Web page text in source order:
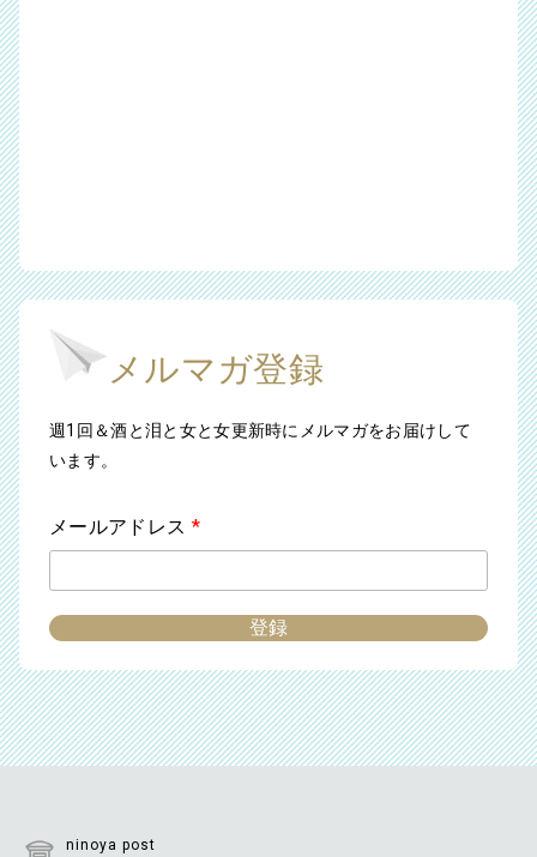
メルマガ登録
週1回＆酒と泪と女と女更新時にメルマガをお届けして
います。
メールアドレス *
ninoya post